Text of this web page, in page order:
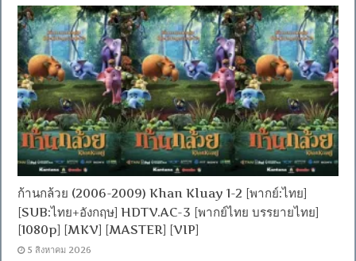
ก้านกล้วย (2006-2009) Khan Kluay 1-2 [พากย์:ไทย]
[SUB:ไทย+อังกฤษ] HDTV.AC-3 [พากย์ไทย บรรยายไทย]
[1080p] [MKV] [MASTER] [VIP]
5 สิงหาคม 2026